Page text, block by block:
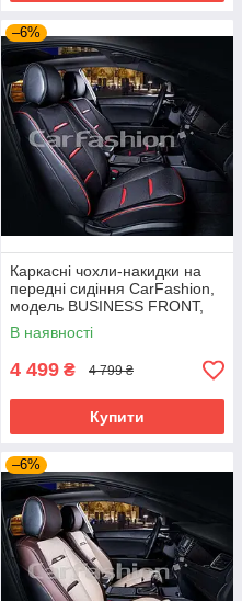
–6%
Каркасні чохли-накидки на
передні сидіння CarFashion,
модель BUSINESS FRONT,
чорний/червоний
В наявності
4 499 ₴ 4 799 ₴
Купити
–6%